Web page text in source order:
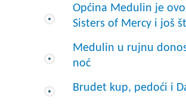
Općina Medulin je
Sisters of Mercy i još
Medulin u rujnu
noć
Brudet kup, pedoći i